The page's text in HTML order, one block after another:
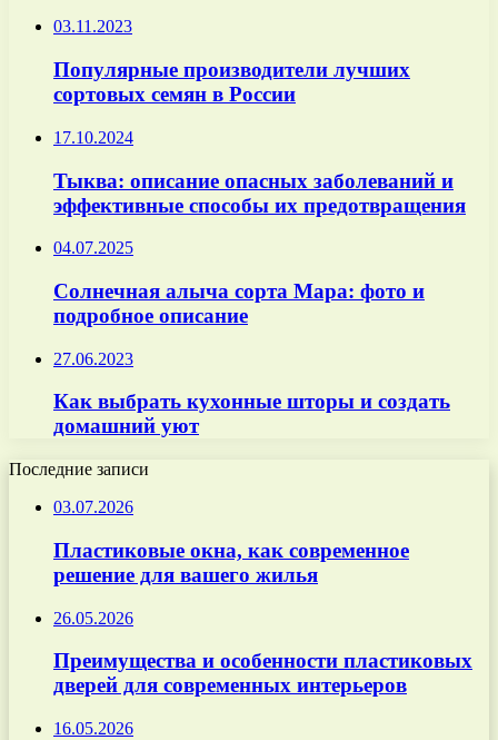
03.11.2023
Популярные производители лучших
сортовых семян в России
17.10.2024
Тыква: описание опасных заболеваний и
эффективные способы их предотвращения
04.07.2025
Солнечная алыча сорта Мара: фото и
подробное описание
27.06.2023
Как выбрать кухонные шторы и создать
домашний уют
Последние записи
03.07.2026
Пластиковые окна, как современное
решение для вашего жилья
26.05.2026
Преимущества и особенности пластиковых
дверей для современных интерьеров
16.05.2026